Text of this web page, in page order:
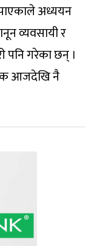
अध्ययन
व्यवसायी र
पनि गरेका छन् ।
आजदेखि नै